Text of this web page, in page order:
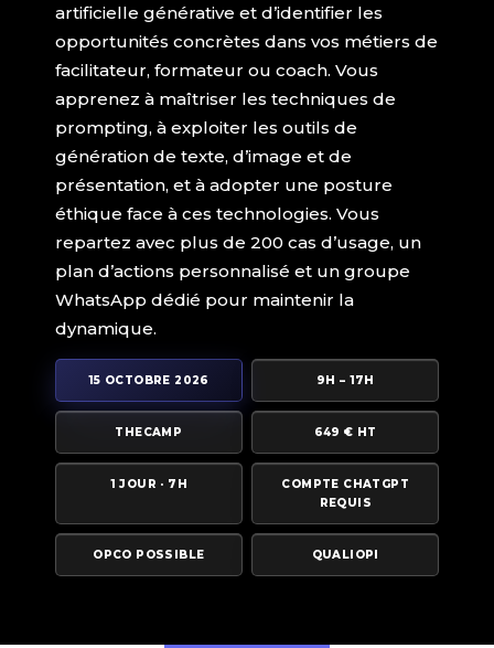
artificielle générative et d’identifier les
opportunités concrètes dans vos métiers de
facilitateur, formateur ou coach. Vous
apprenez à maîtriser les techniques de
prompting, à exploiter les outils de
génération de texte, d’image et de
présentation, et à adopter une posture
éthique face à ces technologies. Vous
repartez avec plus de 200 cas d’usage, un
plan d’actions personnalisé et un groupe
WhatsApp dédié pour maintenir la
dynamique.
15 OCTOBRE 2026 9H – 17H
THECAMP 649 € HT
1 JOUR · 7H
COMPTE CHATGPT
REQUIS
OPCO POSSIBLE QUALIOPI